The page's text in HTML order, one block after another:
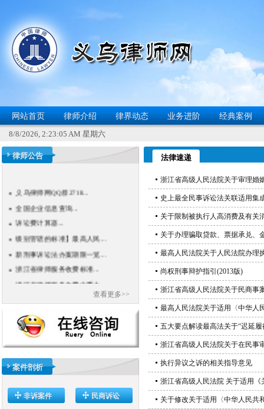
网站首页 律师介绍 律界动态 业务进阶
经典案例
8/8/2026, 2:23:05 AM 星期六
律师公告
查看更多>>
案件剖析
非诉案件 民商诉讼
法律速递
浙江省高级人民法院关于审理婚
史上最全民事诉讼法关联适用集
关于限制被执行人高消费及有关
关于办理骗取贷款、票据承兑、
最高人民法院关于人民法院办理
尚权刑事辩护指引(2013版)
浙江省高级人民法院关于民商事
最高人民法院关于适用〈中华人
五大要点解读最高法关于“迟延
浙江省高级人民法院关于在民事
执行异议之诉的相关指导意见
浙江省高级人民法院 关于适用
关于修改关于适用〈中华人民共